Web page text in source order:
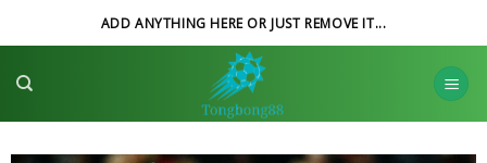
to
ADD ANYTHING HERE OR JUST REMOVE IT...